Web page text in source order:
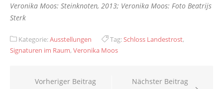
Veronika Moos: Steinknoten, 2013; Veronika Moos: Foto Beatrijs
Sterk
Kategorie:Ausstellungen Tag:Schloss Landestrost,
Signaturen im Raum, Veronika Moos
Beitragsnavigation
Vorheriger Beitrag Nächster Beitrag